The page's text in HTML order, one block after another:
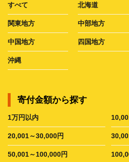
すべて 北海道
関東地方 中部地方
中国地方 四国地方
沖縄
寄付金額から探す
1万円以内
20,001～30,000円
50,001～100,000円